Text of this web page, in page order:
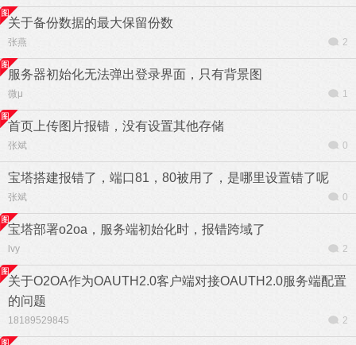
关于备份数据的最大保留份数
张燕 2
服务器初始化无法弹出登录界面，只有背景图
微μ 1
首页上传图片报错，没有设置其他存储
张斌 0
宝塔搭建报错了，端口81，80被用了，是哪里设置错了呢
张斌 0
宝塔部署o2oa，服务端初始化时，报错跨域了
lvy 2
关于O2OA作为OAUTH2.0客户端对接OAUTH2.0服务端配置
的问题
18189529845 2